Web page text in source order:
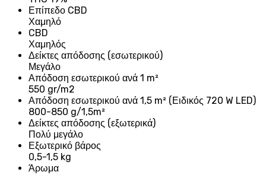
Επίπεδο CBD
Χαμηλό
CBD
Χαμηλός
Δείκτες απόδοσης (εσωτερικού)
Μεγάλο
Απόδοση εσωτερικού ανά 1 m²
550 gr/m2
Απόδοση εσωτερικού ανά 1,5 m² (Ειδικός 720 W LED)
800-850 g/1,5m²
Δείκτες απόδοσης (εξωτερικά)
Πολύ μεγάλο
Εξωτερικό βάρος
0,5-1,5 kg
Άρωμα